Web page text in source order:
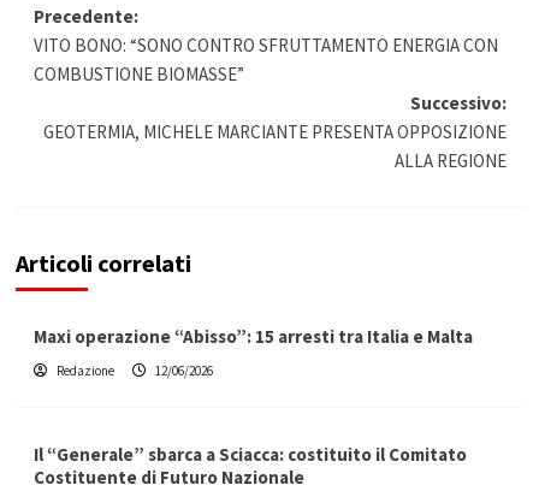
Navigazione
articolo
Precedente:
VITO BONO: “SONO CONTRO SFRUTTAMENTO ENERGIA CON
COMBUSTIONE BIOMASSE”
Successivo:
GEOTERMIA, MICHELE MARCIANTE PRESENTA OPPOSIZIONE
ALLA REGIONE
Articoli correlati
Maxi operazione “Abisso”: 15 arresti tra Italia e Malta
Redazione 12/06/2026
Il “Generale” sbarca a Sciacca: costituito il Comitato
Costituente di Futuro Nazionale